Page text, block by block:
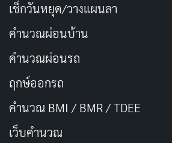
ข่าวดีคือ MAPPA ปล่อย 2 ตอนพร้อม
มาของซีซั่น 3 ที่แฟนๆ รอคอย ตอนที่ส
มากเพราะเป็นการพูดถึง
ทำให้เห็นภาพชัดเจนว่าสถานการณ์ร้า
นอกจากนี้ยังได้อัปเดตเรื่องราวของตั
ทบหนักหน่วงใน Season 2 ซึ่งเป็นสิ่ง
การวางโครงสร้างเรื่องราวแบบนี้ช่วย
เช็กวันหยุด/วางแผนลา
คำนวณผ่อนบ้าน
คำนวณผ่อนรถ
ฤกษ์ออกรถ
คำนวณ BMI / BMR / TDEE
เว็บคํานวณ